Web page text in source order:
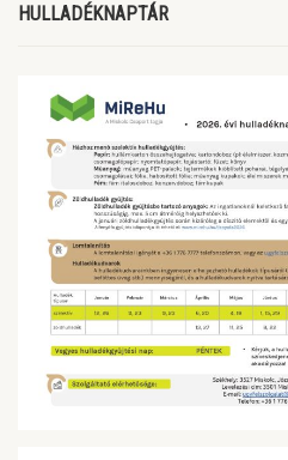
HULLADÉKNAPTÁR